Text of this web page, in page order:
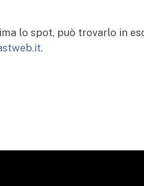
lo spot, può trovarlo in
.